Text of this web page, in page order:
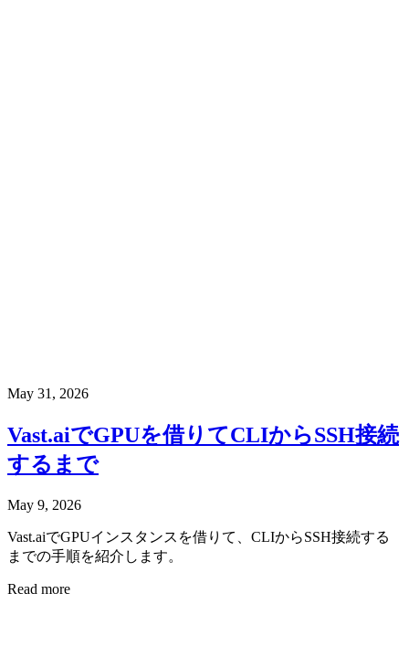
May 31, 2026
Vast.aiでGPUを借りてCLIからSSH接続
するまで
May 9, 2026
Vast.aiでGPUインスタンスを借りて、CLIからSSH接続する
までの手順を紹介します。
Read more